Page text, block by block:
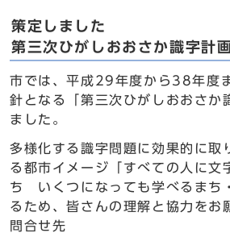
策定しました
第三次ひがしおおさか識字計
市では、平成29年度から38年度
針となる「第三次ひがしおおさか
ました。
多様化する識字問題に効果的に取
る都市イメージ「すべての人に文
ち いくつになっても学べるまち
るため、皆さんの理解と協力をお
問合せ先